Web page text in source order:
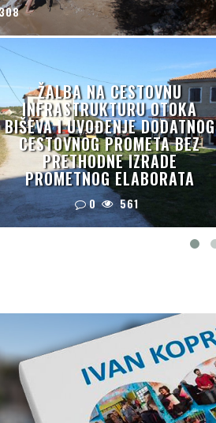
ŽALBA NA CESTOVNU
INFRASTRUKTURU OTOKA
BIŠEVA I UVOĐENJE DODATNOG
CESTOVNOG PROMETA BEZ
PRETHODNE IZRADE
PROMETNOG ELABORATA
0 561